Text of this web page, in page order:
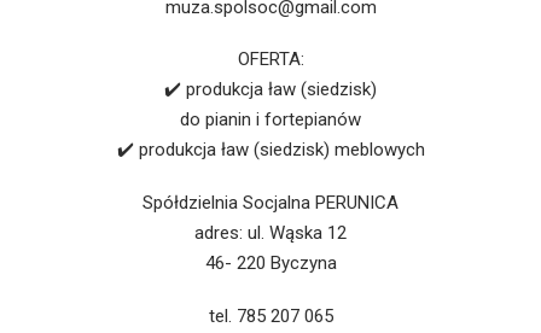
muza.spolsoc@gmail.com
OFERTA:
✔️ produkcja ław (siedzisk)
do pianin i fortepianów
✔️ produkcja ław (siedzisk) meblowych
Spółdzielnia Socjalna PERUNICA
adres: ul. Wąska 12
46- 220 Byczyna
tel. 785 207 065